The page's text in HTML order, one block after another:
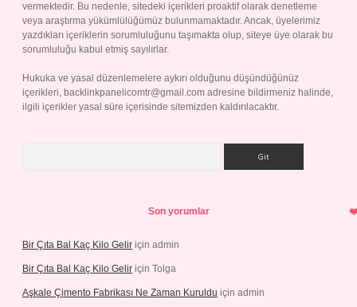
vermektedir. Bu nedenle, sitedeki içerikleri proaktif olarak denetleme
veya araştırma yükümlülüğümüz bulunmamaktadır. Ancak, üyelerimiz
yazdıkları içeriklerin sorumluluğunu taşımakta olup, siteye üye olarak bu
sorumluluğu kabul etmiş sayılırlar.
Hukuka ve yasal düzenlemelere aykırı olduğunu düşündüğünüz
içerikleri, backlinkpanelicomtr@gmail.com adresine bildirmeniz halinde,
ilgili içerikler yasal süre içerisinde sitemizden kaldırılacaktır.
Son yorumlar
Bir Çıta Bal Kaç Kilo Gelir için admin
Bir Çıta Bal Kaç Kilo Gelir için Tolga
Aşkale Çimento Fabrikası Ne Zaman Kuruldu için admin